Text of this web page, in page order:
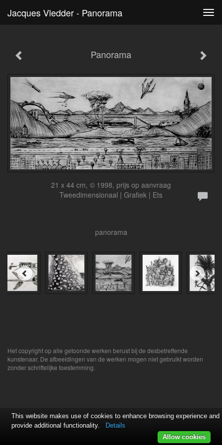
Jacques Vledder - Panorama
Panorama
21 x 44 cm, © 1998, prijs op aanvraag
Tweedimensionaal | Grafiek | Ets
panorama
Het copyright op alle getoonde werken berust bij de desbetreffende
kunstenaar. De afbeeldingen van de werken mogen niet gebruikt worden
zonder schriftelijke toestemming.
This website makes use of cookies to enhance browsing experience and
provide additional functionality.
Details
Allow cookies